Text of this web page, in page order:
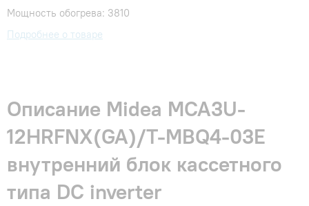
Мощность обогрева: 3810
Подробнее о товаре
Описание Midea MCA3U-
12HRFNX(GA)/T-MBQ4-03E
внутренний блок кассетного
типа DC inverter